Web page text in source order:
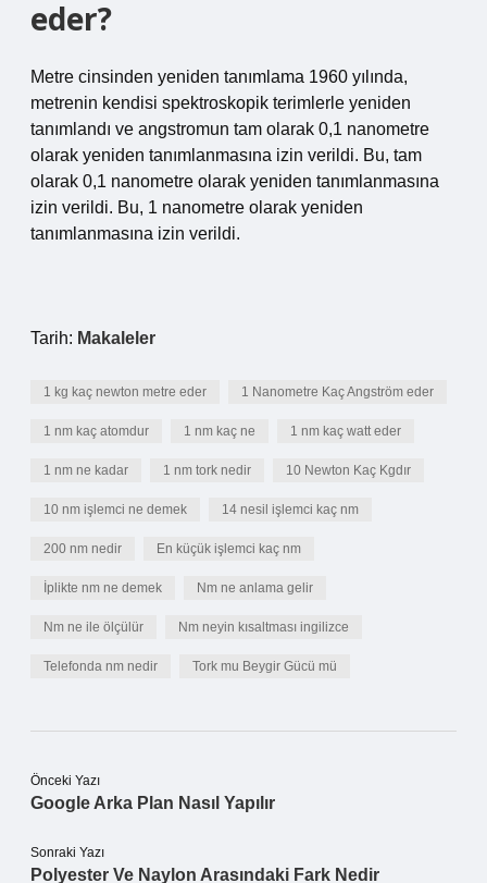
eder?
Metre cinsinden yeniden tanımlama 1960 yılında,
metrenin kendisi spektroskopik terimlerle yeniden
tanımlandı ve angstromun tam olarak 0,1 nanometre
olarak yeniden tanımlanmasına izin verildi. Bu, tam
olarak 0,1 nanometre olarak yeniden tanımlanmasına
izin verildi. Bu, 1 nanometre olarak yeniden
tanımlanmasına izin verildi.
Tarih: Makaleler
1 kg kaç newton metre eder 1 Nanometre Kaç Angström eder
1 nm kaç atomdur 1 nm kaç ne 1 nm kaç watt eder
1 nm ne kadar 1 nm tork nedir 10 Newton Kaç Kgdır
10 nm işlemci ne demek 14 nesil işlemci kaç nm
200 nm nedir En küçük işlemci kaç nm
İplikte nm ne demek Nm ne anlama gelir
Nm ne ile ölçülür Nm neyin kısaltması ingilizce
Telefonda nm nedir Tork mu Beygir Gücü mü
Önceki Yazı
Google Arka Plan Nasıl Yapılır
Sonraki Yazı
Polyester Ve Naylon Arasındaki Fark Nedir